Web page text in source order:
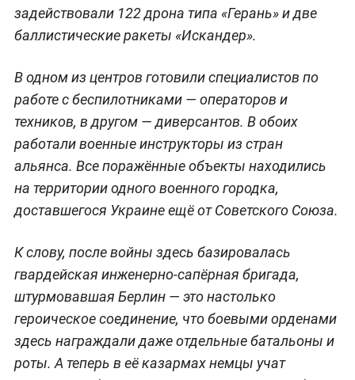
задействовали 122 дрона типа «Герань» и две
баллистические ракеты «Искандер».
В одном из центров готовили специалистов по
работе с беспилотниками — операторов и
техников, в другом — диверсантов. В обоих
работали военные инструкторы из стран
альянса. Все поражённые объекты находились
на территории одного военного городка,
доставшегося Украине ещё от Советского Союза.
К слову, после войны здесь базировалась
гвардейская инженерно-сапёрная бригада,
штурмовавшая Берлин — это настолько
героическое соединение, что боевыми орденами
здесь награждали даже отдельные батальоны и
роты. А теперь в её казармах немцы учат